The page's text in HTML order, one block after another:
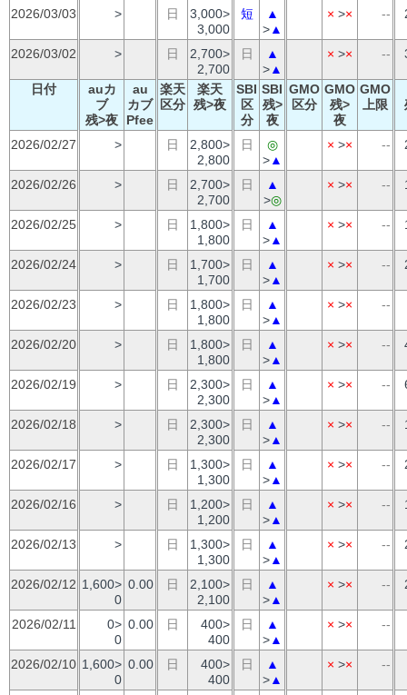
2026/03/03 > 日
3,000>
3,000
短
▲
>▲
× >× --
2026/03/02 > 日
2,700>
2,700
日
▲
>▲
× >× --
日付
auカ
ブ
残>夜
au
カブ
Pfee
楽天
区分
楽天
残>夜
SBI
区
分
SBI
残>
夜
GMO
区分
GMO
残>
夜
GMO
上限
2026/02/27 > 日
2,800>
2,800
日
◎
>▲
× >× --
2026/02/26 > 日
2,700>
2,700
日
▲
>◎
× >× --
2026/02/25 > 日
1,800>
1,800
日
▲
>▲
× >× --
2026/02/24 > 日
1,700>
1,700
日
▲
>▲
× >× --
2026/02/23 > 日
1,800>
1,800
日
▲
>▲
× >× --
2026/02/20 > 日
1,800>
1,800
日
▲
>▲
× >× --
2026/02/19 > 日
2,300>
2,300
日
▲
>▲
× >× --
2026/02/18 > 日
2,300>
2,300
日
▲
>▲
× >× --
2026/02/17 > 日
1,300>
1,300
日
▲
>▲
× >× --
2026/02/16 > 日
1,200>
1,200
日
▲
>▲
× >× --
2026/02/13 > 日
1,300>
1,300
日
▲
>▲
× >× --
2026/02/12 1,600>
0
0.00 日
2,100>
2,100
日
▲
>▲
× >× --
2026/02/11
0>
0
0.00 日
400>
400
日
▲
>▲
× >× --
2026/02/10 1,600>
0
0.00 日
400>
400
日
▲
>▲
× >× --